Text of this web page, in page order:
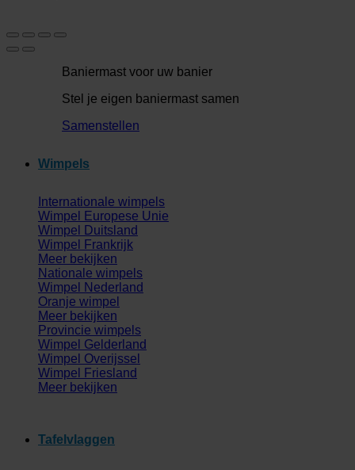
Baniermast voor uw banier
Stel je eigen baniermast samen
Samenstellen
Wimpels
Internationale wimpels
Wimpel Europese Unie
Wimpel Duitsland
Wimpel Frankrijk
Meer bekijken
Nationale wimpels
Wimpel Nederland
Oranje wimpel
Meer bekijken
Provincie wimpels
Wimpel Gelderland
Wimpel Overijssel
Wimpel Friesland
Meer bekijken
Tafelvlaggen